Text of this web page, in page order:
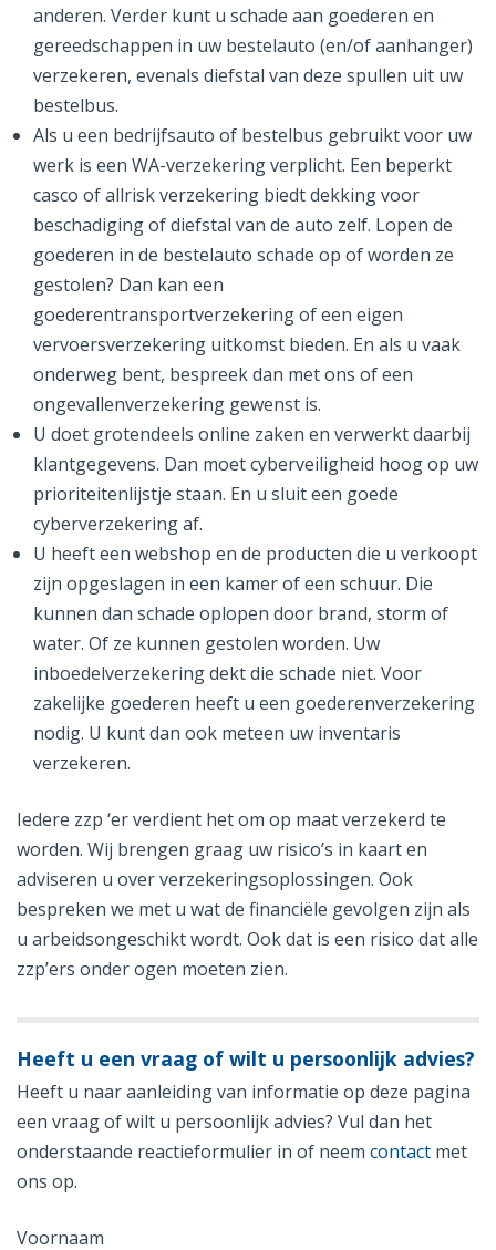
anderen. Verder kunt u schade aan goederen en
gereedschappen in uw bestelauto (en/of aanhanger)
verzekeren, evenals diefstal van deze spullen uit uw
bestelbus.
Als u een bedrijfsauto of bestelbus gebruikt voor uw
werk is een WA-verzekering verplicht. Een beperkt
casco of allrisk verzekering biedt dekking voor
beschadiging of diefstal van de auto zelf. Lopen de
goederen in de bestelauto schade op of worden ze
gestolen? Dan kan een
goederentransportverzekering of een eigen
vervoersverzekering uitkomst bieden. En als u vaak
onderweg bent, bespreek dan met ons of een
ongevallenverzekering gewenst is.
U doet grotendeels online zaken en verwerkt daarbij
klantgegevens. Dan moet cyberveiligheid hoog op uw
prioriteitenlijstje staan. En u sluit een goede
cyberverzekering af.
U heeft een webshop en de producten die u verkoopt
zijn opgeslagen in een kamer of een schuur. Die
kunnen dan schade oplopen door brand, storm of
water. Of ze kunnen gestolen worden. Uw
inboedelverzekering dekt die schade niet. Voor
zakelijke goederen heeft u een goederenverzekering
nodig. U kunt dan ook meteen uw inventaris
verzekeren.
Iedere zzp ‘er verdient het om op maat verzekerd te
worden. Wij brengen graag uw risico’s in kaart en
adviseren u over verzekeringsoplossingen. Ook
bespreken we met u wat de financiële gevolgen zijn als
u arbeidsongeschikt wordt. Ook dat is een risico dat alle
zzp’ers onder ogen moeten zien.
Heeft u een vraag of wilt u persoonlijk advies?
Heeft u naar aanleiding van informatie op deze pagina
een vraag of wilt u persoonlijk advies? Vul dan het
onderstaande reactieformulier in of neem contact met
ons op.
Voornaam